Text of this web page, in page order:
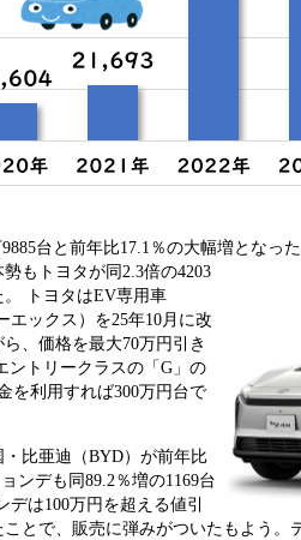
台と前年比17.1％の大幅増となっ
もトヨタが同2.3倍の4203
トヨタはEV専用車
エックス）を25年10月に改
、価格を最大70万円引き
ントリークラスの「G」の
を利用すれば300万円台で
比亜迪（BYD）が前年比
ンデも同89.2％増の1169台
は100万円を超える値引
とで、販売に弾みがついたもよう